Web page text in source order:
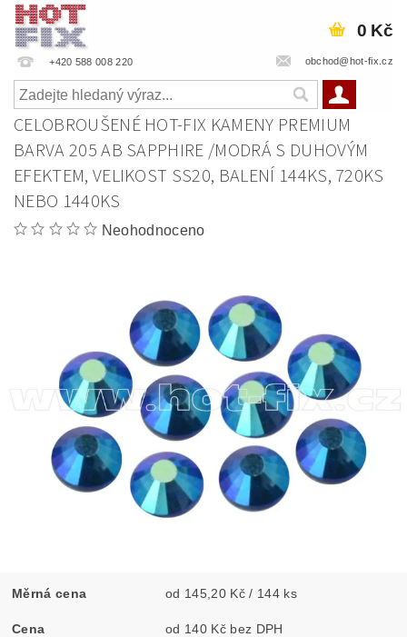
+420 588 008 220 obchod@hot-fix.cz
0 Kč
CELOBROUŠENÉ HOT-FIX KAMENY PREMIUM
BARVA 205 AB SAPPHIRE /MODRÁ S DUHOVÝM
EFEKTEM, VELIKOST SS20, BALENÍ 144KS, 720KS
NEBO 1440KS
Neohodnoceno
Měrná cena od 145,20 Kč / 144 ks
Cena od 140 Kč bez DPH